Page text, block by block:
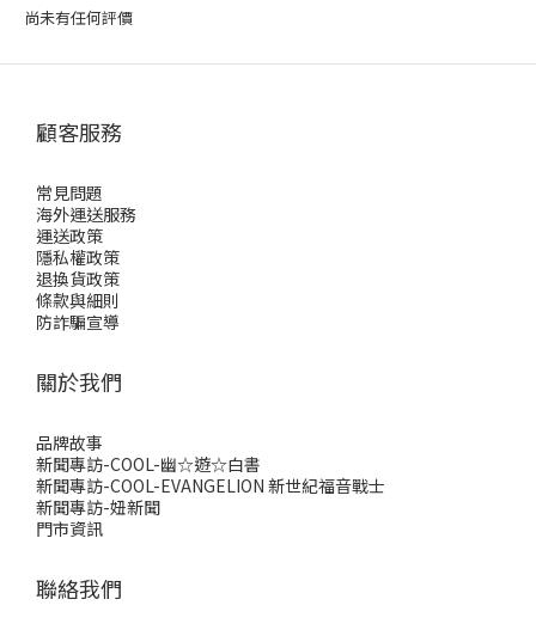
尚未有任何評價
顧客服務
常見問題
海外運送服務
運送政策
隱私權政策
退換貨政策
條款與細則
防詐騙宣導
關於我們
品牌故事
新聞專訪-COOL-幽☆遊☆白書
新聞專訪-COOL-EVANGELION 新世紀福音戰士
新聞專訪-妞新聞
門市資訊
聯絡我們